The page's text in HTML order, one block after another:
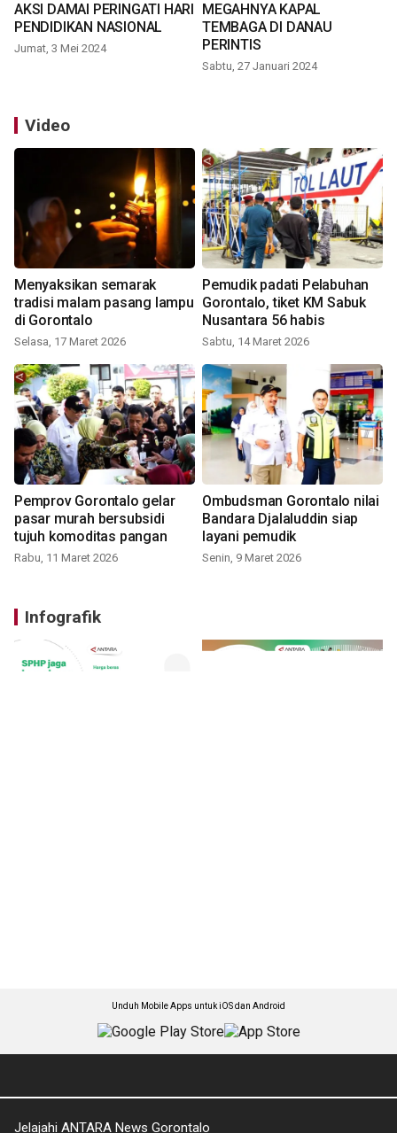
AKSI DAMAI PERINGATI HARI
PENDIDIKAN NASIONAL
Jumat, 3 Mei 2024
MEGAHNYA KAPAL
TEMBAGA DI DANAU
PERINTIS
Sabtu, 27 Januari 2024
Video
Menyaksikan semarak
tradisi malam pasang lampu
di Gorontalo
Selasa, 17 Maret 2026
Pemudik padati Pelabuhan
Gorontalo, tiket KM Sabuk
Nusantara 56 habis
Sabtu, 14 Maret 2026
Pemprov Gorontalo gelar
pasar murah bersubsidi
tujuh komoditas pangan
Rabu, 11 Maret 2026
Ombudsman Gorontalo nilai
Bandara Djalaluddin siap
layani pemudik
Senin, 9 Maret 2026
Infografik
Unduh Mobile Apps untuk iOS dan Android
Jelajahi ANTARA News Gorontalo